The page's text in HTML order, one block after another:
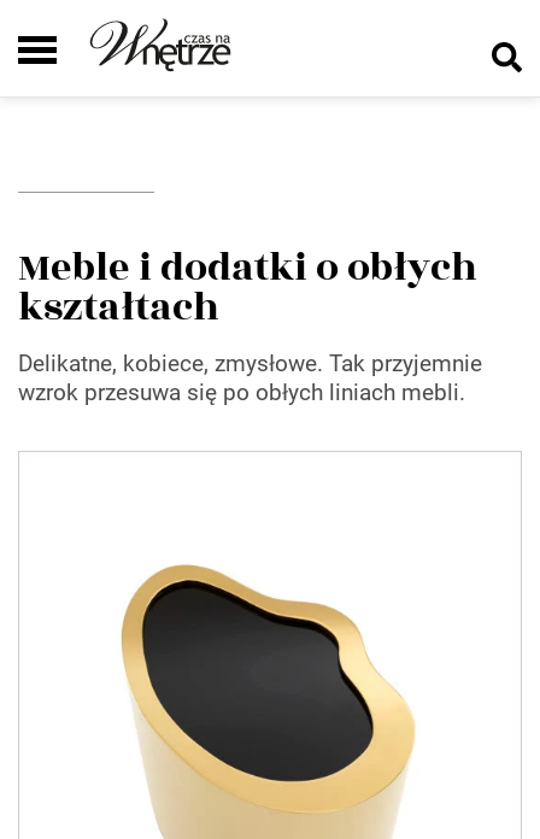
Meble i dodatki o obłych
kształtach
Delikatne, kobiece, zmysłowe. Tak przyjemnie
wzrok przesuwa się po obłych liniach mebli.